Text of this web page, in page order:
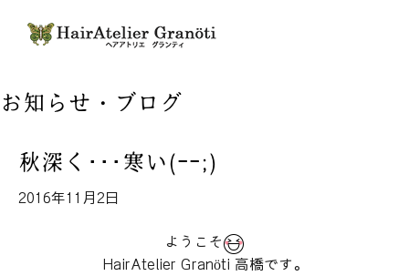
お知らせ・ブログ
秋深く･･･寒い(ｰｰ;)
2016年11月2日
ようこそ
HairAtelier Granöti 高橋です。